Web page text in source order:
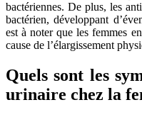
bactériennes. De plus, les
bactérien, développant
est à noter que les femmes
cause de l’élargissement
Quels sont les
urinaire chez la